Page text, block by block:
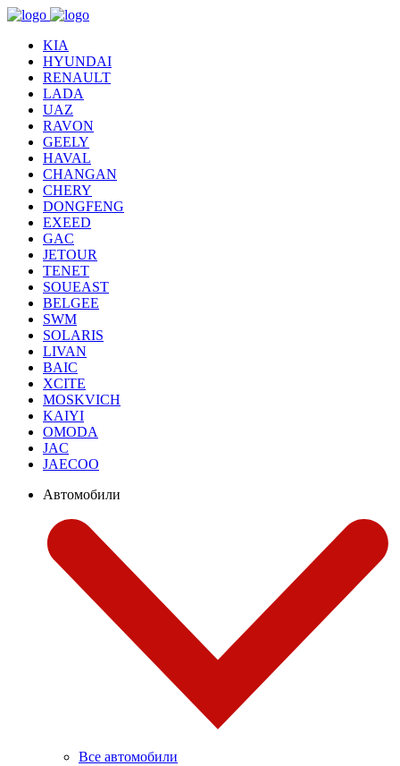
KIA
HYUNDAI
RENAULT
LADA
UAZ
RAVON
GEELY
HAVAL
CHANGAN
CHERY
DONGFENG
EXEED
GAC
JETOUR
TENET
SOUEAST
BELGEE
SWM
SOLARIS
LIVAN
BAIC
XCITE
MOSKVICH
KAIYI
OMODA
JAC
JAECOO
Автомобили
Все автомобили